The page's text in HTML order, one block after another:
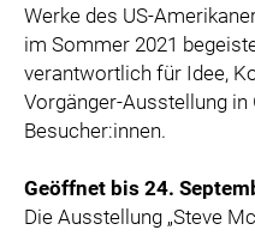
Werke des US-
im Sommer 2021
verantwortlich für Idee,
Vorgänger-Ausstellung
Besucher:innen.
Geöffnet bis 24.
Die Ausstellung „Steve